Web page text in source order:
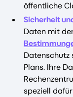
öffentliche
Sicherheit
Daten mit
Datenschutz
Plans. Ihre
speziell